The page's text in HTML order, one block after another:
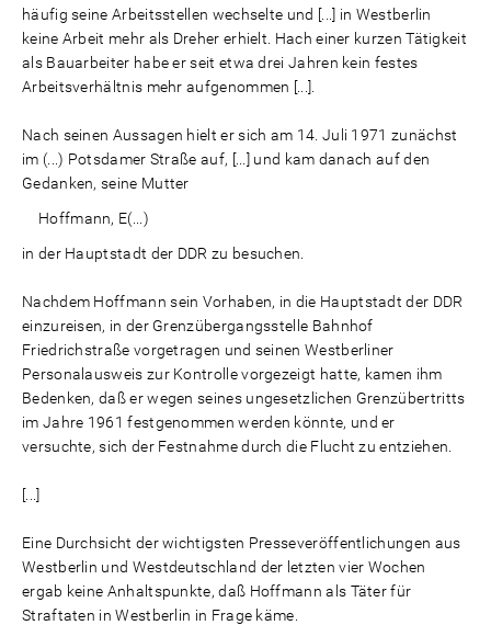
häufig seine Arbeitsstellen wechselte und [...] in Westberlin
keine Arbeit mehr als Dreher erhielt. Hach einer kurzen Tätigkeit
als Bauarbeiter habe er seit etwa drei Jahren kein festes
Arbeitsverhältnis mehr aufgenommen [...].
Nach seinen Aussagen hielt er sich am 14. Juli 1971 zunächst
im (...) Potsdamer Straße auf, [...] und kam danach auf den
Gedanken, seine Mutter
Hoffmann, E(...)
in der Hauptstadt der DDR zu besuchen.
Nachdem Hoffmann sein Vorhaben, in die Hauptstadt der DDR
einzureisen, in der Grenzübergangsstelle Bahnhof
Friedrichstraße vorgetragen und seinen Westberliner
Personalausweis zur Kontrolle vorgezeigt hatte, kamen ihm
Bedenken, daß er wegen seines ungesetzlichen Grenzübertritts
im Jahre 1961 festgenommen werden könnte, und er
versuchte, sich der Festnahme durch die Flucht zu entziehen.
[...]
Eine Durchsicht der wichtigsten Presseveröffentlichungen aus
Westberlin und Westdeutschland der letzten vier Wochen
ergab keine Anhaltspunkte, daß Hoffmann als Täter für
Straftaten in Westberlin in Frage käme.